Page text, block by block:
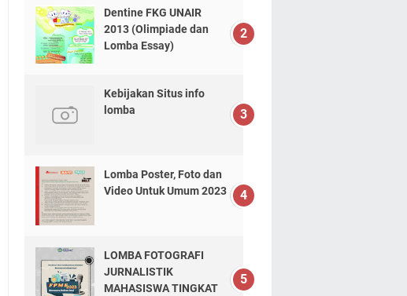
Dentine FKG UNAIR
2013 (Olimpiade dan
Lomba Essay)
Kebijakan Situs info
lomba
Lomba Poster, Foto dan
Video Untuk Umum 2023
LOMBA FOTOGRAFI
JURNALISTIK
MAHASISWA TINGKAT